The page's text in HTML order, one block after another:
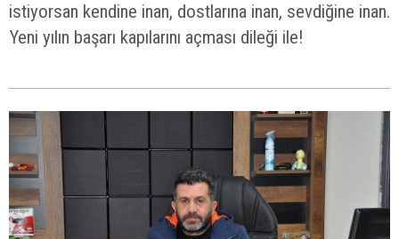
istiyorsan kendine inan, dostlarına inan, sevdiğine inan.
Yeni yılın başarı kapılarını açması dileği ile!